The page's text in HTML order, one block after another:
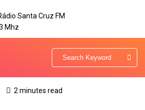
2 minutes read